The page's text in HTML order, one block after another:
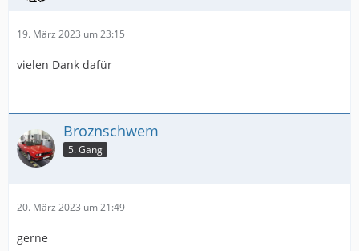
19. März 2023 um 23:15
vielen Dank dafür
Broznschwem
5. Gang
20. März 2023 um 21:49
gerne